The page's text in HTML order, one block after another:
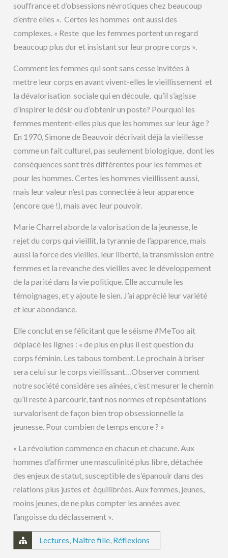
souffrance et d’obsessions névrotiques chez beaucoup
d’entre elles ». Certes les hommes ont aussi des
complexes. « Reste que les femmes portent un regard
beaucoup plus dur et insistant sur leur propre corps ».
Comment les femmes qui sont sans cesse invitées à
mettre leur corps en avant vivent-elles le vieillissement et
la dévalorisation sociale qui en découle, qu’il s’agisse
d’inspirer le désir ou d’obtenir un poste? Pourquoi les
femmes mentent-elles plus que les hommes sur leur âge ?
En 1970, Simone de Beauvoir décrivait déjà la vieillesse
comme un fait culturel, pas seulement biologique, dont les
conséquences sont très différentes pour les femmes et
pour les hommes. Certes les hommes vieillissent aussi,
mais leur valeur n’est pas connectée à leur apparence
(encore que !), mais avec leur pouvoir.
Marie Charrel aborde la valorisation de la jeunesse, le
rejet du corps qui vieillit, la tyrannie de l’apparence, mais
aussi la force des vieilles, leur liberté, la transmission entre
femmes et la revanche des vieilles avec le développement
de la parité dans la vie politique. Elle accumule les
témoignages, et y ajoute le sien. J’ai apprécié leur variété
et leur abondance.
Elle conclut en se félicitant que le séisme #MeToo ait
déplacé les lignes : « de plus en plus il est question du
corps féminin. Les tabous tombent. Le prochain à briser
sera celui sur le corps vieillissant…Observer comment
notre société considère ses aînées, c’est mesurer le chemin
qu’il reste à parcourir, tant nos normes et repésentations
survalorisent de façon bien trop obsessionnelle la
jeunesse. Pour combien de temps encore ? »
« La révolution commence en chacun et chacune. Aux
hommes d’affirmer une masculinité plus libre, détachée
des enjeux de statut, susceptible de s’épanouir dans des
relations plus justes et équilibrées. Aux femmes, jeunes,
moins jeunes, de ne plus compter les années avec
l’angoisse du déclassement ».
Lectures, Naître fille, Réflexions